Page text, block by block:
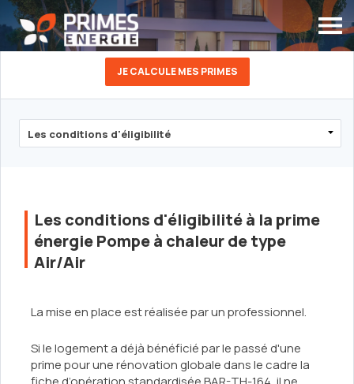
JE CALCULE MES PRIMES
Les conditions d'éligibilité à la prime
énergie Pompe à chaleur de type
Air/Air
La mise en place est réalisée par un professionnel.
Si le logement a déjà bénéficié par le passé d'une
prime pour une rénovation globale dans le cadre la